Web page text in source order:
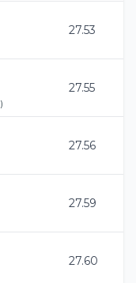
27.53
)
27.55
27.56
27.59
27.60